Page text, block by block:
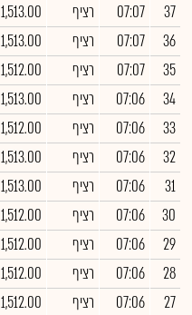
37
07:07 רציף 1,513.00
36
07:07 רציף 1,513.00
35
07:07 רציף 1,512.00
34
07:06 רציף 1,513.00
33
07:06 רציף 1,512.00
32
07:06 רציף 1,513.00
31
07:06 רציף 1,513.00
30
07:06 רציף 1,512.00
29
07:06 רציף 1,512.00
28
07:06 רציף 1,512.00
27
07:06 רציף 1,512.00